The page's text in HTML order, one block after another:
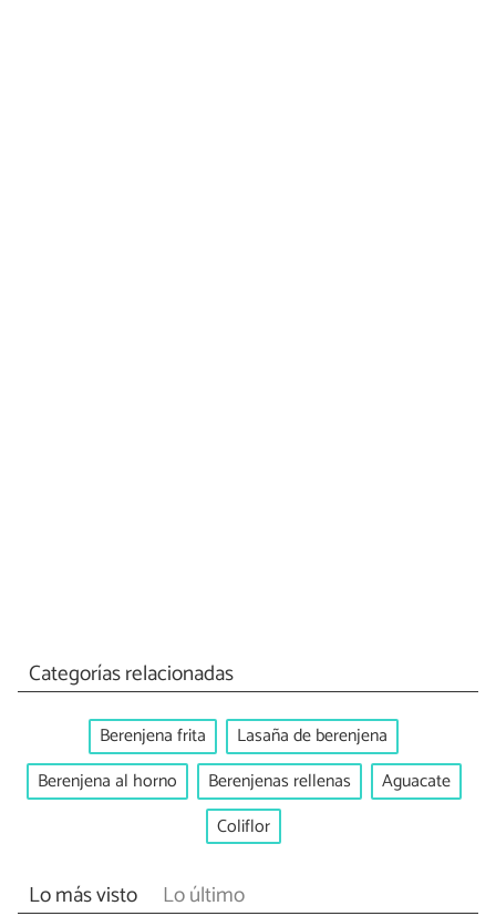
Categorías relacionadas
Berenjena frita
Lasaña de berenjena
Berenjena al horno
Berenjenas rellenas
Aguacate
Coliflor
Lo más visto Lo último